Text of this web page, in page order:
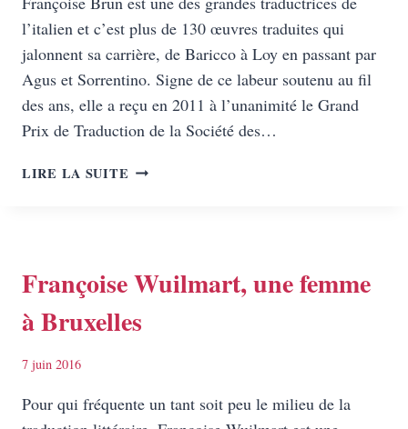
l’italien et c’est plus de 130 œuvres traduites qui
jalonnent sa carrière, de Baricco à Loy en passant par
Agus et Sorrentino. Signe de ce labeur soutenu au fil
des ans, elle a reçu en 2011 à l’unanimité le Grand
Prix de Traduction de la Société des…
LIRE LA SUITE FRANÇOISE
DES
LETTRES
ITALIENNES
EN
Françoise Wuilmart, une femme
à Bruxelles
7 juin 2016
Pour qui fréquente un tant soit peu le milieu de la